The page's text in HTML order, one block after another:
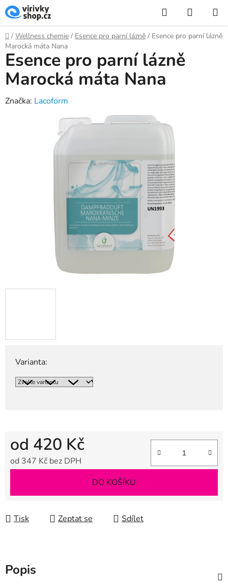
Přejít
na
obsah
Hledat
KOŠÍK
Domů
/ Wellness chemie / Esence pro parní lázně / Esence pro parní lázně
Marocká máta Nana
Varianta:
od 420 Kč
od 347 Kč bez DPH
DO KOŠÍKU
Tisk Zeptat se Sdílet
Esence pro parní lázně
Marocká máta Nana
Značka: Lacoform
Popis